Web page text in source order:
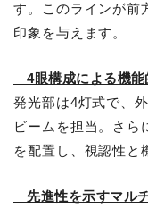
す。このラインが前
印象を与えます。
4眼構成による機
発光部は4灯式で、
ビームを担当。さら
を配置し、視認性と
先進性を示すマル